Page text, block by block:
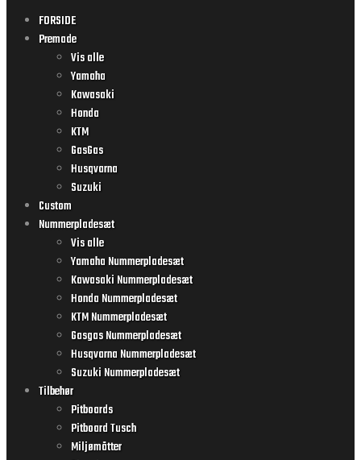
FORSIDE
Premade
Vis alle
Yamaha
Kawasaki
Honda
KTM
GasGas
Husqvarna
Suzuki
Custom
Nummerpladesæt
Vis alle
Yamaha Nummerpladesæt
Kawasaki Nummerpladesæt
Honda Nummerpladesæt
KTM Nummerpladesæt
Gasgas Nummerpladesæt
Husqvarna Nummerpladesæt
Suzuki Nummerpladesæt
Tilbehør
Pitboards
Pitboard Tusch
Miljømåtter